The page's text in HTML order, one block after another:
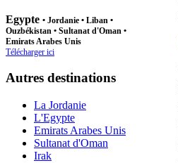
Egypte • Jordanie • Liban •
Ouzbékistan • Sultanat d'Oman •
Emirats Arabes Unis
Télécharger ici
Autres destinations
La Jordanie
L'Egypte
Emirats Arabes Unis
Sultanat d'Oman
Irak